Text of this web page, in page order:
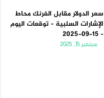
سعر الدولار مقابل الفرنك محاط
الإشارات السلبية – توقعات اليوم
– 15-09-2025
سبتمبر 15, 2025